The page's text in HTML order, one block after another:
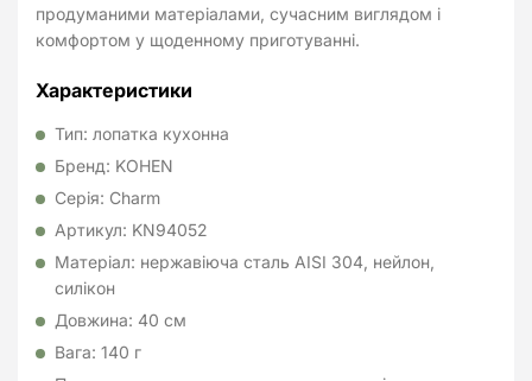
продуманими матеріалами, сучасним виглядом і
комфортом у щоденному приготуванні.
Характеристики
Тип: лопатка кухонна
Бренд: KOHEN
Серія: Charm
Артикул: KN94052
Матеріал: нержавіюча сталь AISI 304, нейлон,
силікон
Довжина: 40 см
Вага: 140 г